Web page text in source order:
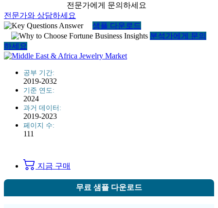
전문가에게 문의하세요
전문가와 상담하세요
샘플 다운로드
분석가에게 문의
하세요
공부 기간:
2019-2032
기준 연도:
2024
과거 데이터:
2019-2023
페이지 수:
111
지금 구매
무료 샘플 다운로드